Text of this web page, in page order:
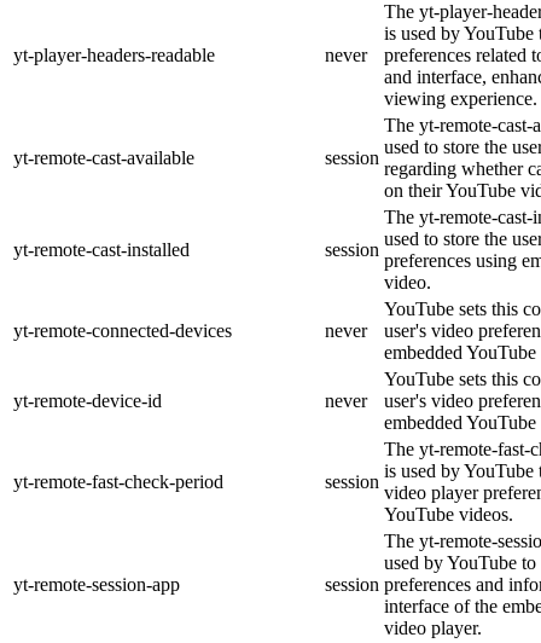
yt-player-headers-readable never
The yt-player-
is used by YouTube
preferences related
and interface,
viewing experience.
yt-remote-cast-available session
The yt-remote-cast-
used to store the
regarding whether
on their YouTube
yt-remote-cast-installed session
The yt-remote-cast-
used to store the
preferences using
video.
yt-remote-connected-devices never
YouTube sets this
user's video
embedded
yt-remote-device-id never
YouTube sets this
user's video
embedded
yt-remote-fast-check-period session
The yt-remote-fast-
is used by YouTube
video player
YouTube videos.
yt-remote-session-app session
The yt-remote-
used by YouTube to
preferences and
interface of the
video player.